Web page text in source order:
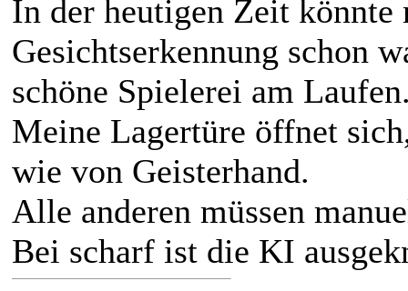
In der heutigen Zeit
Gesichtserkennung schon
schöne Spielerei am
Meine Lagertüre öffnet
wie von Geisterhand.
Alle anderen müssen
Bei scharf ist die KI